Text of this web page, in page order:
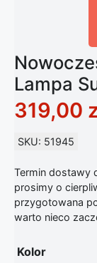
Lampa
319,00
SKU: 51945
Termin dostawy
prosimy o
przygotowana
warto nieco
Kolor